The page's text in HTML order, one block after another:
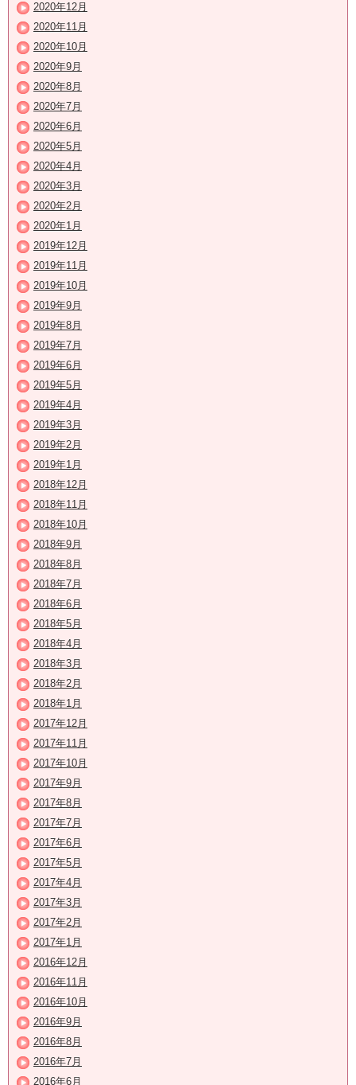
2020年12月
2020年11月
2020年10月
2020年9月
2020年8月
2020年7月
2020年6月
2020年5月
2020年4月
2020年3月
2020年2月
2020年1月
2019年12月
2019年11月
2019年10月
2019年9月
2019年8月
2019年7月
2019年6月
2019年5月
2019年4月
2019年3月
2019年2月
2019年1月
2018年12月
2018年11月
2018年10月
2018年9月
2018年8月
2018年7月
2018年6月
2018年5月
2018年4月
2018年3月
2018年2月
2018年1月
2017年12月
2017年11月
2017年10月
2017年9月
2017年8月
2017年7月
2017年6月
2017年5月
2017年4月
2017年3月
2017年2月
2017年1月
2016年12月
2016年11月
2016年10月
2016年9月
2016年8月
2016年7月
2016年6月